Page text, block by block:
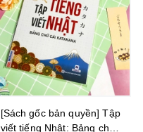
[Sách gốc bản quyền] Tập
viết tiếng Nhật: Bảng chữ